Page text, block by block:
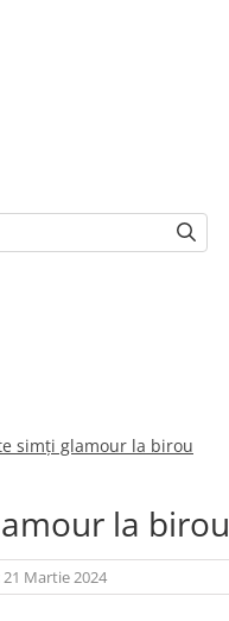
simți glamour la birou
la birou
Martie 2024